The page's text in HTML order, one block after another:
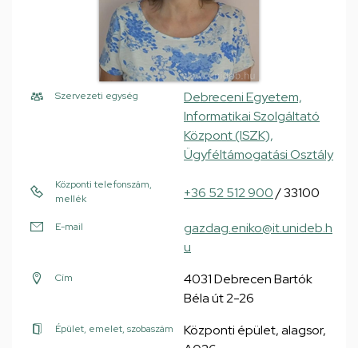
Szervezeti egység
Debreceni Egyetem,
Informatikai Szolgáltató
Központ (ISZK),
Ügyféltámogatási Osztály
Központi telefonszám,
mellék
+36 52 512 900/ 33100
E-mail
gazdag.eniko@it.unideb.h
u
Cím
4031 Debrecen Bartók
Béla út 2-26
Épület, emelet, szobaszám
Központi épület, alagsor,